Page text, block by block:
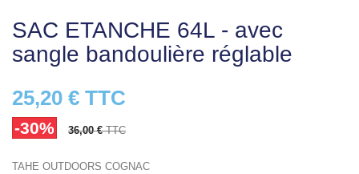
SAC ETANCHE 64L - avec
sangle bandoulière réglable
25,20 € TTC
-30% 36,00 €TTC
TAHE OUTDOORS COGNAC